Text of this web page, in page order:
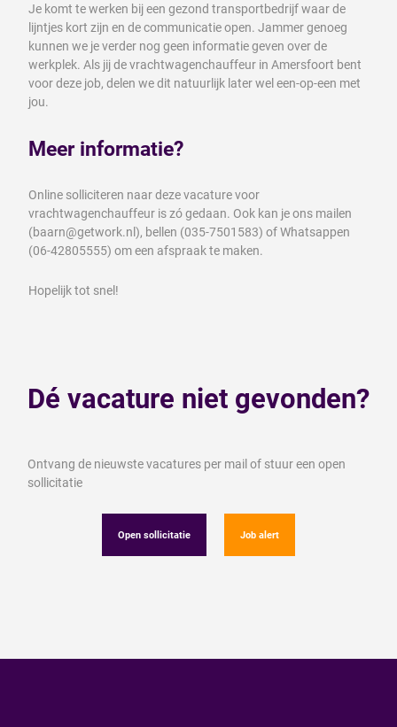
Je komt te werken bij een gezond transportbedrijf waar de
lijntjes kort zijn en de communicatie open. Jammer genoeg
kunnen we je verder nog geen informatie geven over de
werkplek. Als jij de vrachtwagenchauffeur in Amersfoort bent
voor deze job, delen we dit natuurlijk later wel een-op-een met
jou.
Meer informatie?
Online solliciteren naar deze vacature voor
vrachtwagenchauffeur is zó gedaan. Ook kan je ons mailen
(baarn@getwork.nl), bellen (035-7501583) of Whatsappen
(06-42805555) om een afspraak te maken.
Hopelijk tot snel!
Dé vacature niet gevonden?
Ontvang de nieuwste vacatures per mail of stuur een open
sollicitatie
Open sollicitatie Job alert